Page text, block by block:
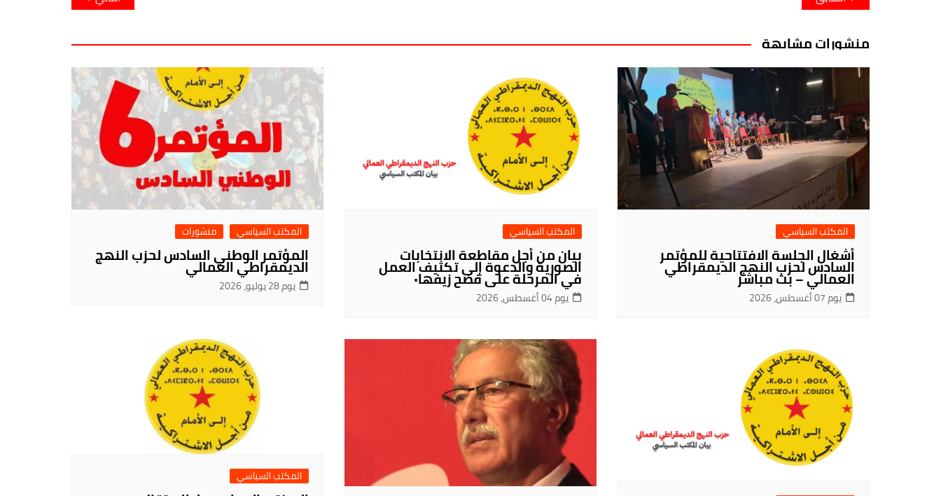
منشورات مشابهة
المكتب السياسي
أشغال الجلسة الافتتاحية للمؤتمر
السادس لحزب النهج الديمقراطي
العمالي – بث مباشر
يوم 07 أغسطس، 2026
المكتب السياسي
بيان من أجل مقاطعة الانتخابات
الصورية والدعوة إلى تكثيف العمل
في المرحلة على فضح زيفها٠
يوم 04 أغسطس، 2026
المكتب السياسي منشورات
المؤتمر الوطني السادس لحزب النهج
الديمقراطي العمالي
يوم 28 يوليو، 2026
المكتب السياسي